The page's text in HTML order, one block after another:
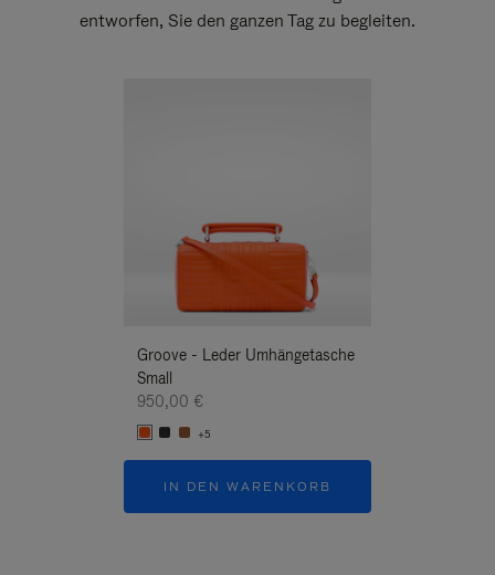
entworfen, Sie den ganzen Tag zu begleiten.
Groove - Leder Umhängetasche
Small
950,00 €
+5
IN DEN WARENKORB